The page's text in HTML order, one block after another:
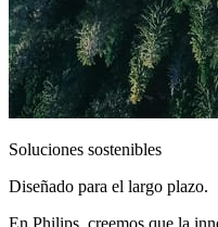
Soluciones sostenibles
Diseñado para el largo plazo.
En Philips, creemos que la